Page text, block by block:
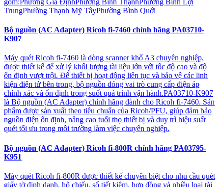
TrungPhường Thạnh Mỹ TâyPhường Bình Quới
Bộ nguồn (AC Adapter) Ricoh fi-7460 chính hãng PA03710-
K907
Máy quét Ricoh fi-7460 là dòng scanner khổ A3 chuyên nghiệp,
được thiết kế để xử lý khối lượng tài liệu lớn với tốc độ cao và độ
ổn định vượt trội. Để thiết bị hoạt động liên tục và bảo vệ các linh
kiện điện tử bên trong, bộ nguồn đóng vai trò cung cấp điện áp
chính xác và ổn định trong suốt quá trình vận hành.PA03710-K907
là Bộ nguồn (AC Adapter) chính hãng dành cho Ricoh fi-7460. Sản
phẩm được sản xuất theo tiêu chuẩn của Ricoh/PFU, giúp đảm bảo
nguồn điện ổn định, nâng cao tuổi thọ thiết bị và duy trì hiệu suất
quét tối ưu trong môi trường làm việc chuyên nghiệp.
Bộ nguồn (AC Adapter) Ricoh fi-800R chính hãng PA03795-
K951
Máy quét Ricoh fi-800R được thiết kế chuyên biệt cho nhu cầu quét
giấy tờ định danh, hộ chiếu, sổ tiết kiệm, hợp đồng và nhiều loại tài